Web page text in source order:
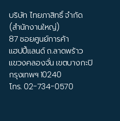
บริษัท ไทยภาสิทธิ์ จำกัด
(สำนักงานใหญ่)
87 ซอยศูนย์การค้า
แฮปปี้แลนด์ ถ.ลาดพร้าว
แขวงคลองจั่น เขตบางกะปิ
กรุงเทพฯ 10240
โทร.02-734-0570